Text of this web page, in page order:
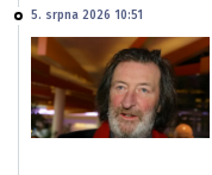
5. srpna 2026 10:51